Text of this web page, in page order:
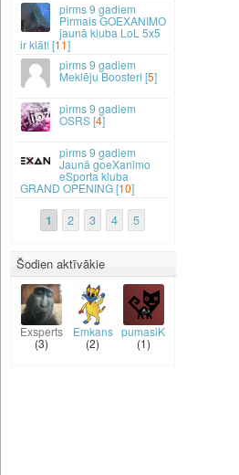
9 gadiem
Pirmais GOEXANIMO
jaunā kluba LoL 5x5
ir klāt! [11]
9 gadiem
Meklēju Boosteri [5]
9 gadiem
OSRS [4]
9 gadiem
Jaunā goeXanimo
eSporta kluba
GRAND OPENING [10]
1 2 3 4 5
Šodien aktīvākie
Exsperts
(3)
Emkans
(2)
pumasiK
(1)